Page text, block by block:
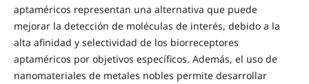
aptaméricos representan una alternativa que puede
mejorar la detección de moléculas de interés, debido a la
alta afinidad y selectividad de los biorreceptores
aptaméricos por objetivos específicos. Además, el uso de
nanomateriales de metales nobles permite desarrollar